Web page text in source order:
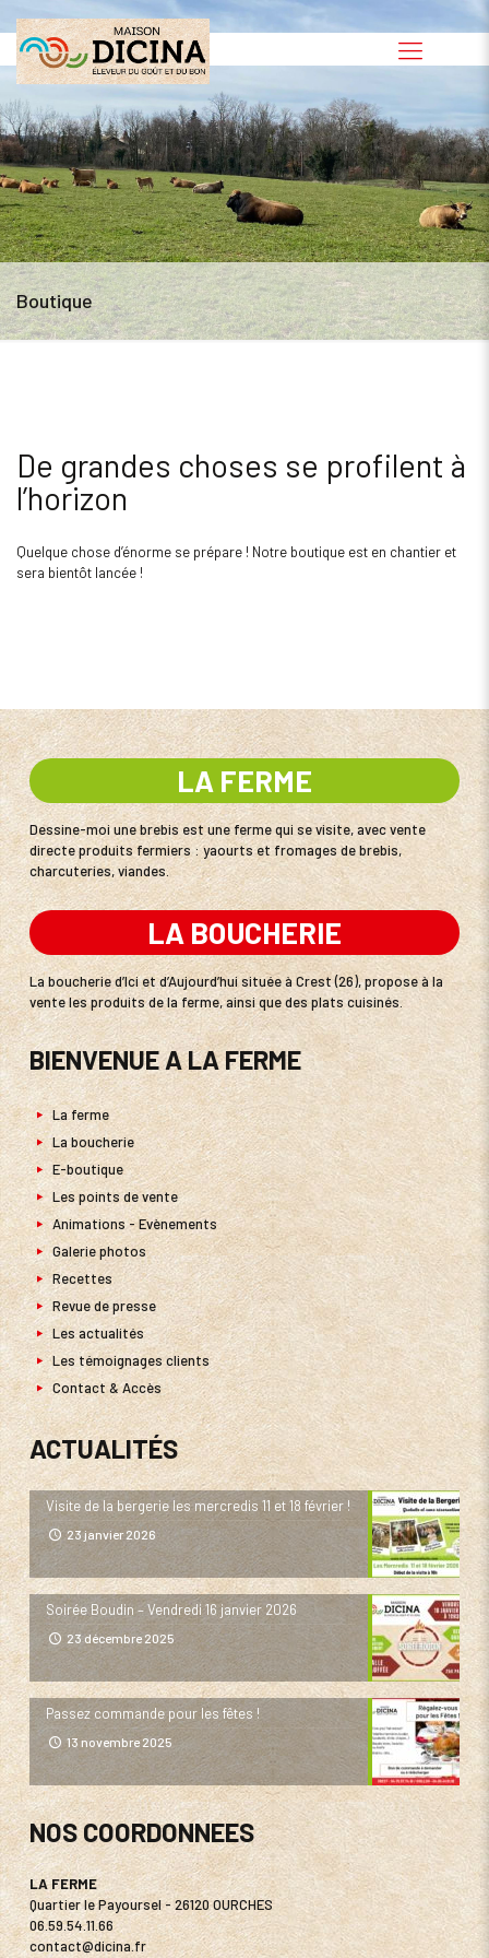
Boutique
De grandes choses se profilent à
l’horizon
Quelque chose d’énorme se prépare ! Notre boutique est en chantier et
sera bientôt lancée !
LA FERME
Dessine-moi une brebis est une ferme qui se visite, avec vente
directe produits fermiers : yaourts et fromages de brebis,
charcuteries, viandes.
LA BOUCHERIE
La boucherie d’Ici et d’Aujourd’hui située à Crest (26), propose à la
vente les produits de la ferme, ainsi que des plats cuisinés.
BIENVENUE A LA FERME
La ferme
La boucherie
E-boutique
Les points de vente
Animations - Evènements
Galerie photos
Recettes
Revue de presse
Les actualités
Les témoignages clients
Contact & Accès
ACTUALITÉS
Visite de la bergerie les mercredis 11 et 18 février !
23 janvier 2026
Soirée Boudin – Vendredi 16 janvier 2026
23 décembre 2025
Passez commande pour les fêtes !
13 novembre 2025
NOS COORDONNEES
LA FERME
Quartier le Payoursel - 26120 OURCHES
06.59.54.11.66
contact@dicina.fr